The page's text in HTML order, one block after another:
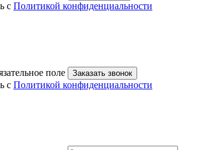
с Политикой конфиденциальности
поле Заказать звонок
с Политикой конфиденциальности